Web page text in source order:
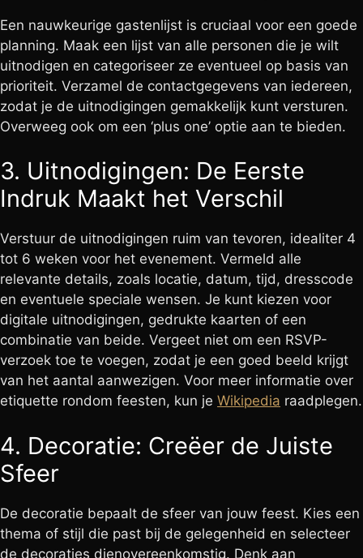
Een nauwkeurige gastenlijst is cruciaal voor een goede
planning. Maak een lijst van alle personen die je wilt
uitnodigen en categoriseer ze eventueel op basis van
prioriteit. Verzamel de contactgegevens van iedereen,
zodat je de uitnodigingen gemakkelijk kunt versturen.
Overweeg ook om een ‘plus one’ optie aan te bieden.
3. Uitnodigingen: De Eerste
Indruk Maakt het Verschil
Verstuur de uitnodigingen ruim van tevoren, idealiter 4
tot 6 weken voor het evenement. Vermeld alle
relevante details, zoals locatie, datum, tijd, dresscode
en eventuele speciale wensen. Je kunt kiezen voor
digitale uitnodigingen, gedrukte kaarten of een
combinatie van beide. Vergeet niet om een RSVP-
verzoek toe te voegen, zodat je een goed beeld krijgt
van het aantal aanwezigen. Voor meer informatie over
etiquette rondom feesten, kun je Wikipedia raadplegen.
4. Decoratie: Creëer de Juiste
Sfeer
De decoratie bepaalt de sfeer van jouw feest. Kies een
thema of stijl die past bij de gelegenheid en selecteer
de decoraties dienovereenkomstig. Denk aan